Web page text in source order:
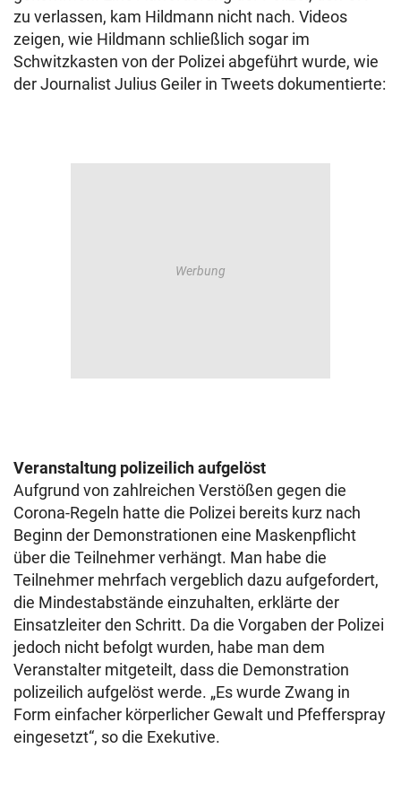
zu verlassen, kam Hildmann nicht nach. Videos
zeigen, wie Hildmann schließlich sogar im
Schwitzkasten von der Polizei abgeführt wurde, wie
der Journalist Julius Geiler in Tweets dokumentierte:
Veranstaltung polizeilich aufgelöst
Aufgrund von zahlreichen Verstößen gegen die
Corona-Regeln hatte die Polizei bereits kurz nach
Beginn der Demonstrationen eine Maskenpflicht
über die Teilnehmer verhängt. Man habe die
Teilnehmer mehrfach vergeblich dazu aufgefordert,
die Mindestabstände einzuhalten, erklärte der
Einsatzleiter den Schritt. Da die Vorgaben der Polizei
jedoch nicht befolgt wurden, habe man dem
Veranstalter mitgeteilt, dass die Demonstration
polizeilich aufgelöst werde. „Es wurde Zwang in
Form einfacher körperlicher Gewalt und Pfefferspray
eingesetzt“, so die Exekutive.